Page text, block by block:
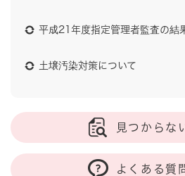
平成21年度指定管理者監査の結
土壌汚染対策について
見つからな
よくある質